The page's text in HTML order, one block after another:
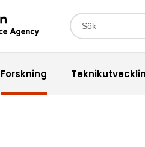
Sökfält
Forskning